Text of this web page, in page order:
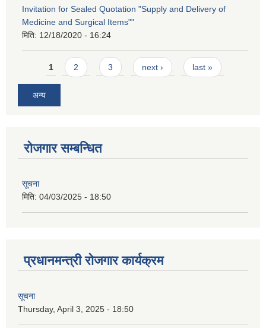
Invitation for Sealed Quotation "Supply and Delivery of
Medicine and Surgical Items""
मिति: 12/18/2020 - 16:24
Pages
1 2 3 next › last »
अन्य
रोजगार सम्बन्धित
सूचना
मिति: 04/03/2025 - 18:50
प्रधानमन्त्री रोजगार कार्यक्रम
सूचना
Thursday, April 3, 2025 - 18:50